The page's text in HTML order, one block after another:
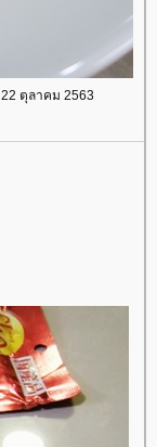
22 ตุลาคม 2563